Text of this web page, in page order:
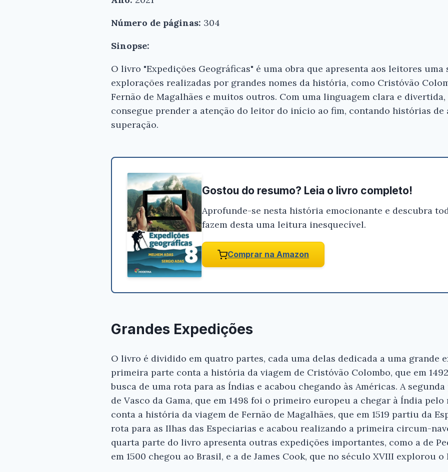
Número de páginas: 304
Sinopse:
O livro "Expedições Geográficas" é uma obra que apresenta aos leitores uma
explorações realizadas por grandes nomes da história, como Cristóvão
Fernão de Magalhães e muitos outros. Com uma linguagem clara e
consegue prender a atenção do leitor do início ao fim, contando histórias de
superação.
Gostou do resumo? Leia o livro completo!
Aprofunde-se nesta história emocionante e descubra
fazem desta uma leitura inesquecível.
Comprar na Amazon
Grandes Expedições
O livro é dividido em quatro partes, cada uma delas dedicada a uma grande
primeira parte conta a história da viagem de Cristóvão Colombo, que em
busca de uma rota para as Índias e acabou chegando às Américas. A
de Vasco da Gama, que em 1498 foi o primeiro europeu a chegar à Índia
conta a história da viagem de Fernão de Magalhães, que em 1519 partiu da
rota para as Ilhas das Especiarias e acabou realizando a primeira circum-
quarta parte do livro apresenta outras expedições importantes, como a de
em 1500 chegou ao Brasil, e a de James Cook, que no século XVIII explorou
Ei, Leitor!